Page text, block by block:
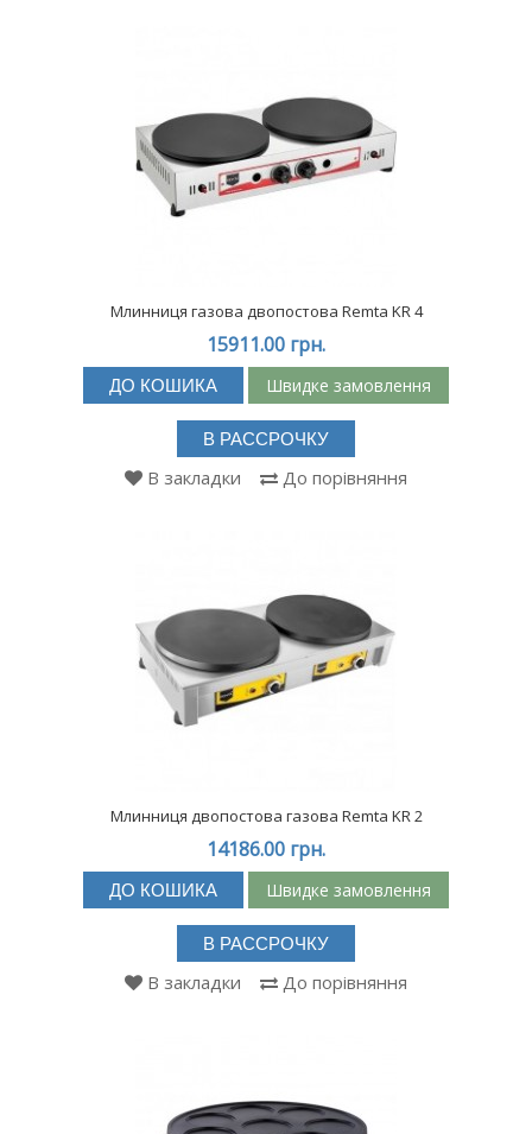
Млинниця газова двопостова Remta KR 4
15911.00 грн.
ДО КОШИКА Швидке замовлення
В РАССРОЧКУ
В закладки До порівняння
Млинниця двопостова газова Remta KR 2
14186.00 грн.
ДО КОШИКА Швидке замовлення
В РАССРОЧКУ
В закладки До порівняння